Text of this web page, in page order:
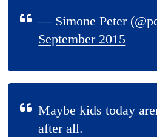
— Simone Peter
September 2015
Maybe kids today
after all.